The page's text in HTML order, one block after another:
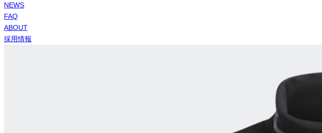
NEWS
FAQ
ABOUT
採用情報